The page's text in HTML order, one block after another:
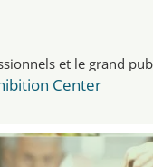
et le grand
Center